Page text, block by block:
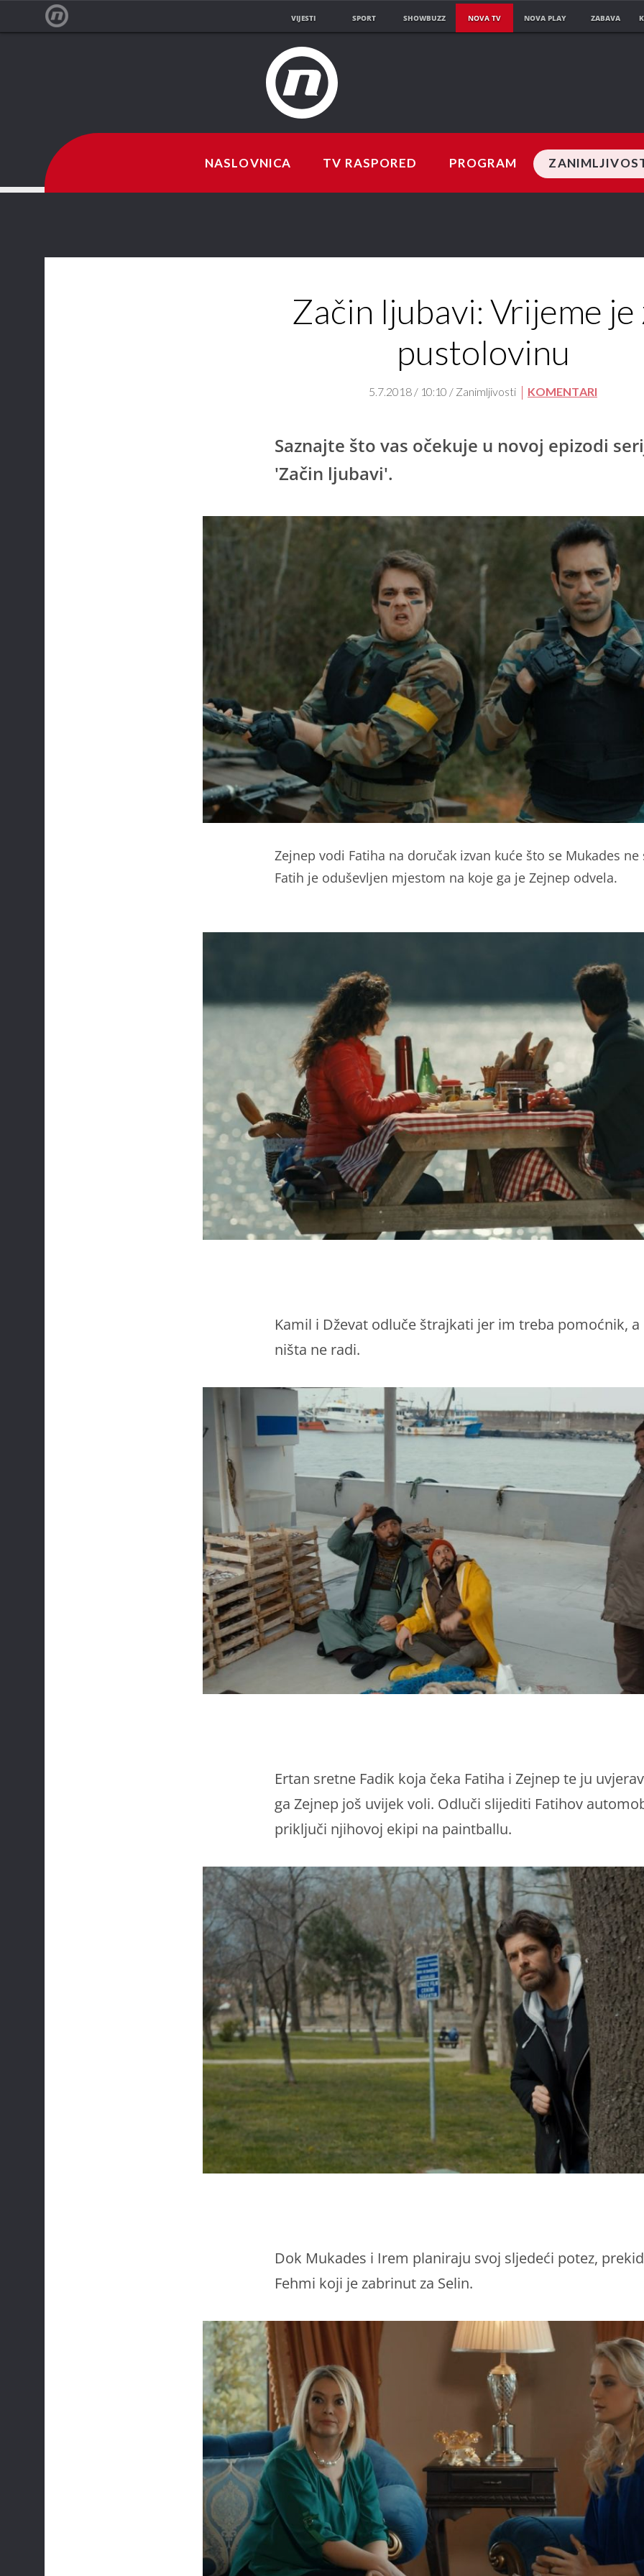
VIJESTI SPORT SHOWBUZZ NOVA TV NOVA PLAY ZABAVA
NASLOVNICA TV RASPORED PROGRAM
Začin ljubavi: Vrijeme je
pustolovinu
5.7.2018 / 10:10 / Zanimljivosti KOMENTARI
Saznajte što vas očekuje u novoj epizodi
'Začin ljubavi'.
Zejnep vodi Fatiha na doručak izvan kuće što se Mukades ne
Fatih je oduševljen mjestom na koje ga je Zejnep odvela.
Kamil i Dževat odluče štrajkati jer im treba pomoćnik,
ništa ne radi.
Ertan sretne Fadik koja čeka Fatiha i Zejnep te ju
ga Zejnep još uvijek voli. Odluči slijediti Fatihov
priključi njihovoj ekipi na paintballu.
Dok Mukades i Irem planiraju svoj sljedeći potez,
Fehmi koji je zabrinut za Selin.